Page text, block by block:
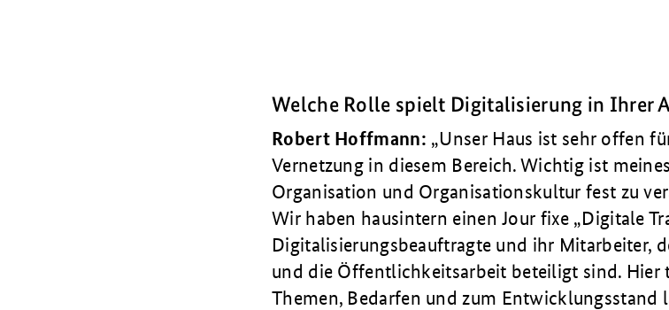
Welche Rolle spielt Digitalisierung in Ihrer
Robert Hoffmann:
Unser Haus ist sehr offen
Vernetzung in diesem Bereich. Wichtig ist
Organisation und Orga­nisationskultur fest zu
Wir haben hausintern einen Jour fixe „Digitale
Digitalisierungsbeauf­tragte und ihr Mitarbeiter,
und die Öffent­lichkeitsarbeit beteiligt sind. Hier
Themen, Bedarfen und zum Ent­wicklungs­stand